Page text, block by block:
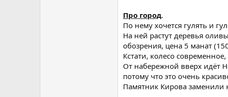
Про город.
По нему хочется гулять и
На ней растут деревья
обозрения, цена 5 манат
Кстати, колесо
От набережной вверх идёт
потому что это очень
Памятник Кирова заменили